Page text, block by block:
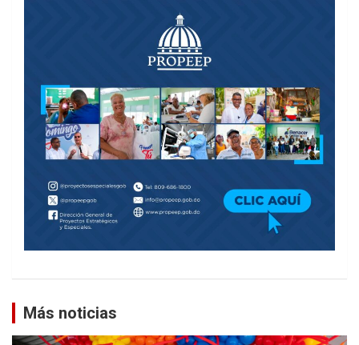
Más noticias